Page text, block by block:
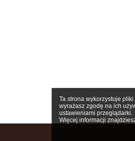
Ta strona wykorzystuje
wyrażasz zgodę na ich
ustawieniami przeglądarki.
Więcej informacji